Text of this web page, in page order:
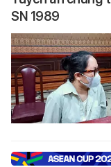
SN 1989